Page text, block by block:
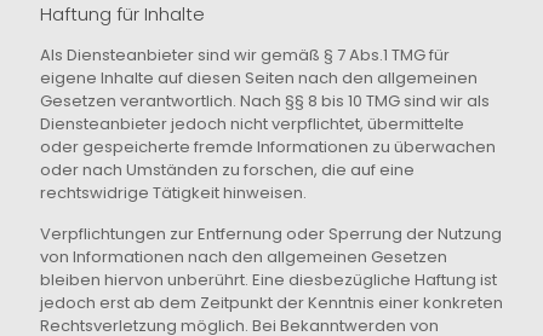
Haftung für Inhalte
Als Diensteanbieter sind wir gemäß § 7 Abs.1 TMG für
eigene Inhalte auf diesen Seiten nach den allgemeinen
Gesetzen verantwortlich. Nach §§ 8 bis 10 TMG sind wir als
Diensteanbieter jedoch nicht verpflichtet, übermittelte
oder gespeicherte fremde Informationen zu überwachen
oder nach Umständen zu forschen, die auf eine
rechtswidrige Tätigkeit hinweisen.
Verpflichtungen zur Entfernung oder Sperrung der Nutzung
von Informationen nach den allgemeinen Gesetzen
bleiben hiervon unberührt. Eine diesbezügliche Haftung ist
jedoch erst ab dem Zeitpunkt der Kenntnis einer konkreten
Rechtsverletzung möglich. Bei Bekanntwerden von